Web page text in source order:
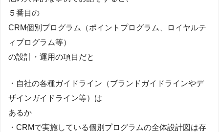
５番目の
CRM個別プログラム（ポイントプログラム、ロイヤルテ
ィプログラム等）
の設計・運用の項目だと
・自社の各種ガイドライン（ブランドガイドラインやデ
ザインガイドライン等）は
あるか
・CRMで実施している個別プログラムの全体設計図は存